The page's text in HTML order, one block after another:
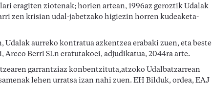
eragiten ziotenak; horien artean, 1996az geroztik Udalak
zen krisian udal-jabetzako higiezin horren kudeaketa-
Udalak aurreko kontratua azkentzea erabaki zuen, eta beste
Berri SLn eratutakoei, adjudikatua, 2044ra arte.
garrantziaz konbentzituta,atzoko Udalbatzarrean
lehen urratsa izan nahi zuen. EH Bilduk, ordea, EAJ